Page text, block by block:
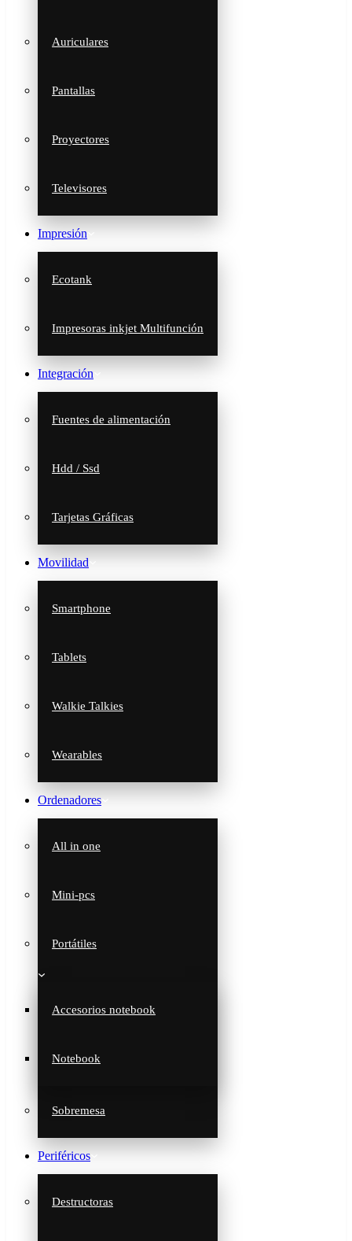
Auriculares
Pantallas
Proyectores
Televisores
Impresión
Ecotank
Impresoras inkjet Multifunción
Integración
Fuentes de alimentación
Hdd / Ssd
Tarjetas Gráficas
Movilidad
Smartphone
Tablets
Walkie Talkies
Wearables
Ordenadores
All in one
Mini-pcs
Portátiles
Accesorios notebook
Notebook
Sobremesa
Periféricos
Destructoras